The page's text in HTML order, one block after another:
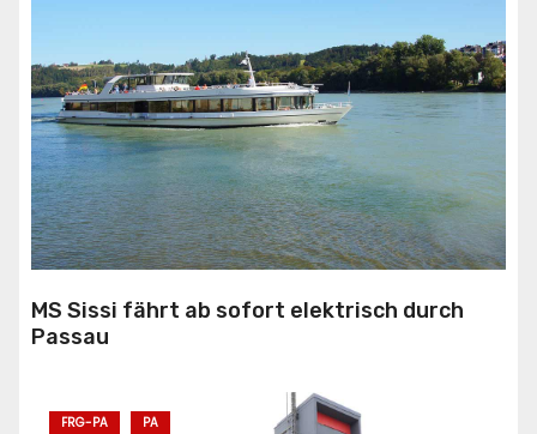
MS Sissi fährt ab sofort elektrisch durch
Passau
FRG-PA PA